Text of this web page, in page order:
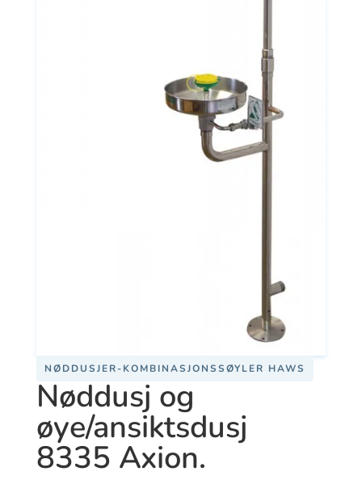
NØDDUSJER-KOMBINASJONSSØYLER HAWS
Nøddusj og
øye/ansiktsdusj
8335 Axion.